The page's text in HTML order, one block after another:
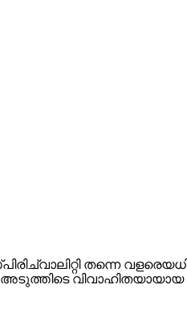
തന്നെ
വിവാഹിതയായായ